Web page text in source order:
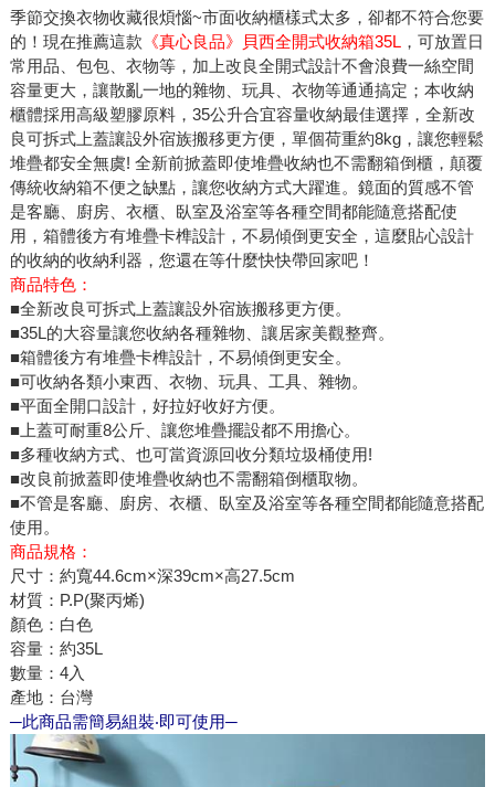
季節交換衣物收藏很煩惱~市面收納櫃樣式太多，卻都不符合您要
的！現在推薦這款 《真心良品》貝西全開式收納箱35L，可放置日
常用品、包包、衣物等，加上改良全開式設計不會浪費一絲空間
容量更大，讓散亂一地的雜物、玩具、衣物等通通搞定；本收納
櫃體採用高級塑膠原料，35公升合宜容量收納最佳選擇，全新改
良可拆式上蓋讓設外宿族搬移更方便，單個荷重約8kg，讓您輕鬆
堆疊都安全無虞! 全新前掀蓋即使堆疊收納也不需翻箱倒櫃，顛覆
傳統收納箱不便之缺點，讓您收納方式大躍進。鏡面的質感不管
是客廳、廚房、衣櫃、臥室及浴室等各種空間都能隨意搭配使
用，箱體後方有堆疊卡榫設計，不易傾倒更安全，這麼貼心設計
的收納的收納利器，您還在等什麼快快帶回家吧！
商品特色：
■全新改良可拆式上蓋讓設外宿族搬移更方便。
■35L的大容量讓您收納各種雜物、讓居家美觀整齊。
■箱體後方有堆疊卡榫設計，不易傾倒更安全。
■可收納各類小東西、衣物、玩具、工具、雜物。
■平面全開口設計，好拉好收好方便。
■上蓋可耐重8公斤、讓您堆疊擺設都不用擔心。
■多種收納方式、也可當資源回收分類垃圾桶使用!
■改良前掀蓋即使堆疊收納也不需翻箱倒櫃取物。
■不管是客廳、廚房、衣櫃、臥室及浴室等各種空間都能隨意搭配
使用。
商品規格：
尺寸：約寬44.6cm×深39cm×高27.5cm
材質：P.P(聚丙烯)
顏色：白色
容量：約35L
數量：4入
產地：台灣
─此商品需簡易組裝‧即可使用─